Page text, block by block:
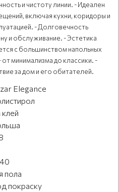
и чистоту линии. - Идеален
включая кухни, коридоры и
- Долговечность
и обслуживание. - Эстетика
с большинством напольных
минимализма до классики. -
за дом и его обитателей.
Elegance
пола
покраску